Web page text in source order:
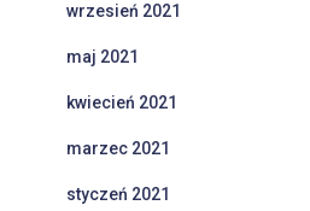
wrzesień 2021
maj 2021
kwiecień 2021
marzec 2021
styczeń 2021